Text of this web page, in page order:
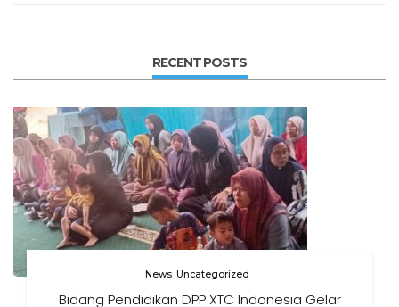
RECENT POSTS
News Uncategorized
Bidang Pendidikan DPP XTC Indonesia Gelar